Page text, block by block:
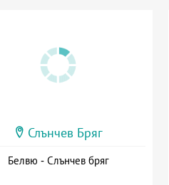
Слънчев Бряг
Белвю - Слънчев бряг